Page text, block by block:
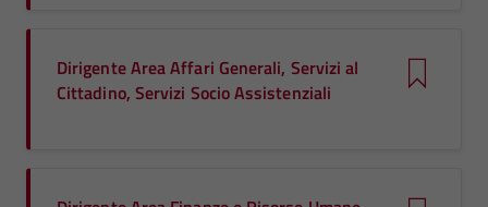
Dirigente Area Affari Generali, Servizi al
Cittadino, Servizi Socio Assistenziali